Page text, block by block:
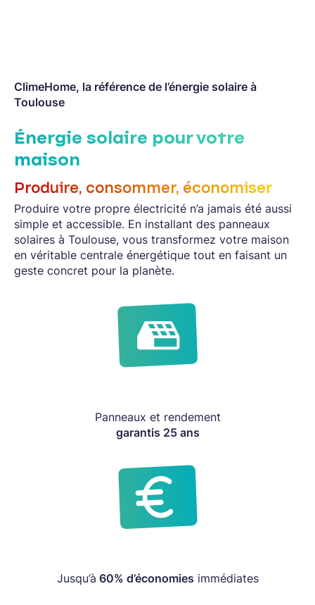
ClimeHome, la référence de l’énergie solaire à
Toulouse
Énergie solaire pour votre
maison
Produire, consommer, économiser
Produire votre propre électricité n’a jamais été aussi
simple et accessible. En installant des panneaux
solaires à Toulouse, vous transformez votre maison
en véritable centrale énergétique tout en faisant un
geste concret pour la planète.
Panneaux et rendement
garantis 25 ans
Jusqu’à 60% d’économies immédiates